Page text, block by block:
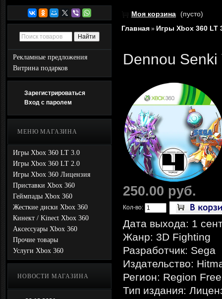
Рекламные предложения
Витрина подарков
Зарегистрироваться
Вход с паролем
МЕНЮ МАГАЗИНА
Игры Xbox 360 LT 3.0
Игры Xbox 360 LT 2.0
Игры Xbox 360 Лицензия
Приставки Xbox 360
Геймпады Xbox 360
Жесткие диски Xbox 360
Кинект / Kinect Xbox 360
Аксессуары Xbox 360
Прочие товары
Услуги Xbox 360
НОВОСТИ МАГАЗИНА
Моя корзина (пусто)
Главная » Игры Xbox 360 LT
Dennou
250.00 руб.
Кол-во:
Дата выхода: 1
Жанр: 3D Fighting
Разработчик: Sega
Издательство:
Регион: Region Free
Тип издания: